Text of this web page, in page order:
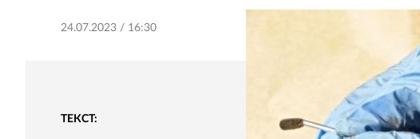
24.07.2023 / 16:30
ТЕКСТ: